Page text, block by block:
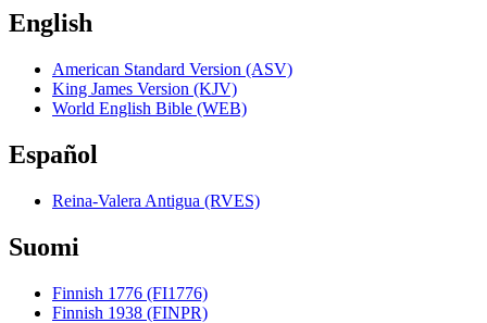
English
American Standard Version (ASV)
King James Version (KJV)
World English Bible (WEB)
Español
Reina-Valera Antigua (RVES)
Suomi
Finnish 1776 (FI1776)
Finnish 1938 (FINPR)